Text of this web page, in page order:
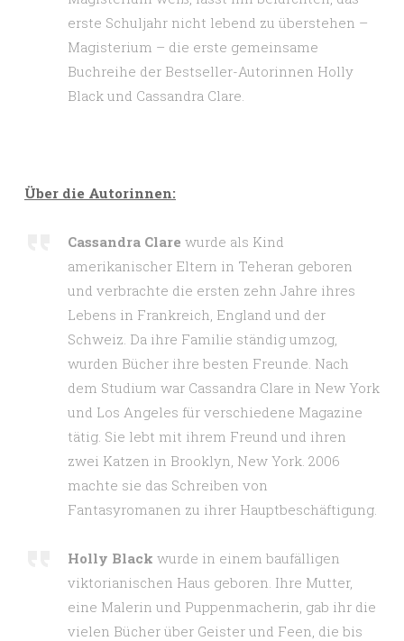
erste Schuljahr nicht lebend zu überstehen –
Magisterium – die erste gemeinsame
Buchreihe der Bestseller-Autorinnen Holly
Black und Cassandra Clare.
Über die Autorinnen:
Cassandra Clare wurde als Kind
amerikanischer Eltern in Teheran geboren
und verbrachte die ersten zehn Jahre ihres
Lebens in Frankreich, England und der
Schweiz. Da ihre Familie ständig umzog,
wurden Bücher ihre besten Freunde. Nach
dem Studium war Cassandra Clare in New York
und Los Angeles für verschiedene Magazine
tätig. Sie lebt mit ihrem Freund und ihren
zwei Katzen in Brooklyn, New York. 2006
machte sie das Schreiben von
Fantasyromanen zu ihrer Hauptbeschäftigung.
Holly Black wurde in einem baufälligen
viktorianischen Haus geboren. Ihre Mutter,
eine Malerin und Puppenmacherin, gab ihr die
vielen Bücher über Geister und Feen, die bis